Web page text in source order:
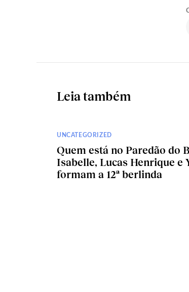
Leia também
UNCATEGORIZED
Quem está no Paredão do
Isabelle, Lucas Henrique e
formam a 12ª berlinda